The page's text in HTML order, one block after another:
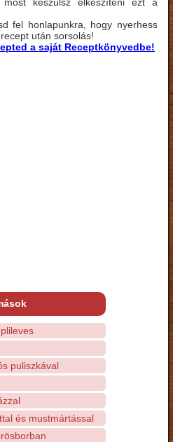
fel honlapunkra, hogy nyerhess
után sorsolás!
a saját Receptkönyvedbe!
puliszkával
és mustmártással